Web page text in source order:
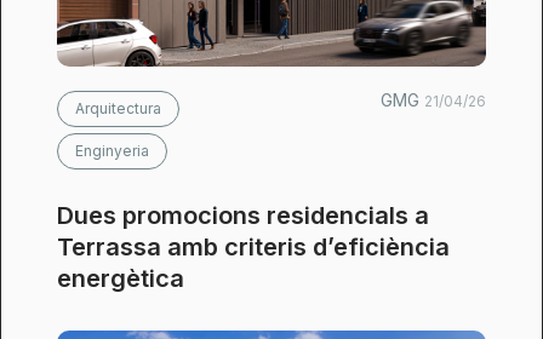
Arquitectura
Enginyeria
GMG 21/04/26
Dues promocions residencials a
Terrassa amb criteris d’eficiència
energètica